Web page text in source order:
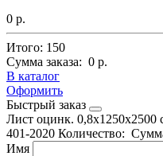
0 р.
Итого: 150
Сумма заказа: 0 р.
В каталог
Оформить
Быстрый заказ
Лист оцинк.
401-2020 Количество:
Имя